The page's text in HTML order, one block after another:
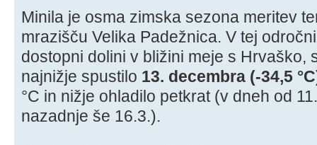
Minila je osma zimska sezona meritev
mrazišču Velika Padežnica. V tej
dostopni dolini v bližini meje s Hrvaško,
najnižje spustilo 13. decembra (-34,5
°C in nižje ohladilo petkrat (v dneh od
nazadnje še 16.3.).